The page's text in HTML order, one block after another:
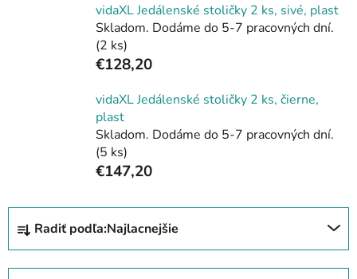
vidaXL Jedálenské stoličky 2 ks, sivé, plast
Skladom. Dodáme do 5-7 pracovných dní.
(2 ks)
€128,20
vidaXL Jedálenské stoličky 2 ks, čierne,
plast
Skladom. Dodáme do 5-7 pracovných dní.
(5 ks)
€147,20
R
d
Radiť podľa:Najlacnejšie